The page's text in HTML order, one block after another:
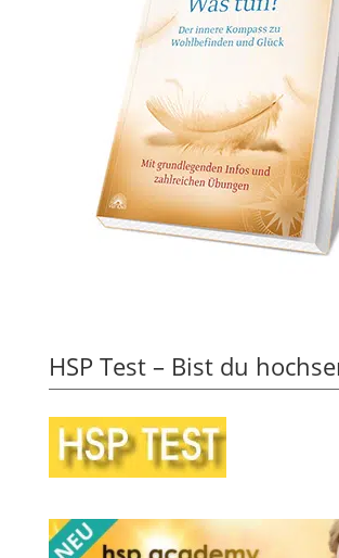
HSP Test – Bist du